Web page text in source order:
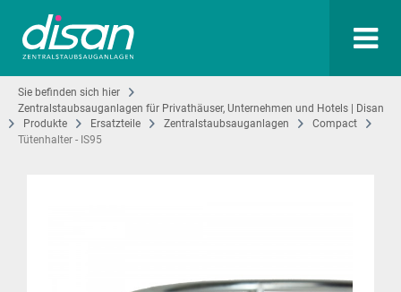
Sie befinden sich hier
Zentralstaubsauganlagen für Privathäuser, Unternehmen und Hotels | Disan
Produkte
Ersatzteile Zentralstaubsauganlagen
Compact
Tütenhalter - IS95